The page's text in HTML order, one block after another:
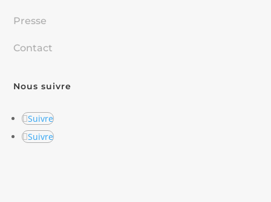
Presse
Contact
Nous suivre
Suivre
Suivre